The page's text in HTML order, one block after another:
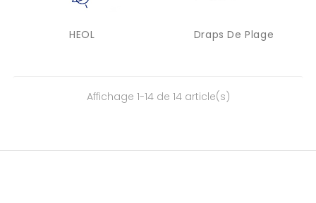
HEOL Draps De Plage
Affichage 1-14 de 14 article(s)